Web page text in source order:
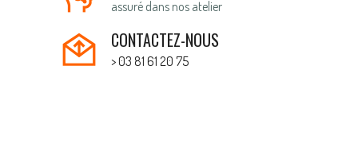
assuré dans nos atelier
CONTACTEZ-NOUS
> 03 81 61 20 75